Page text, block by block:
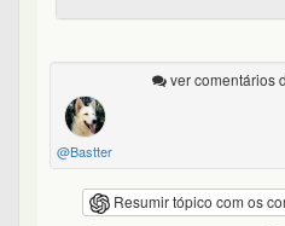
ver comentários
@Bastter
Resumir tópico com os